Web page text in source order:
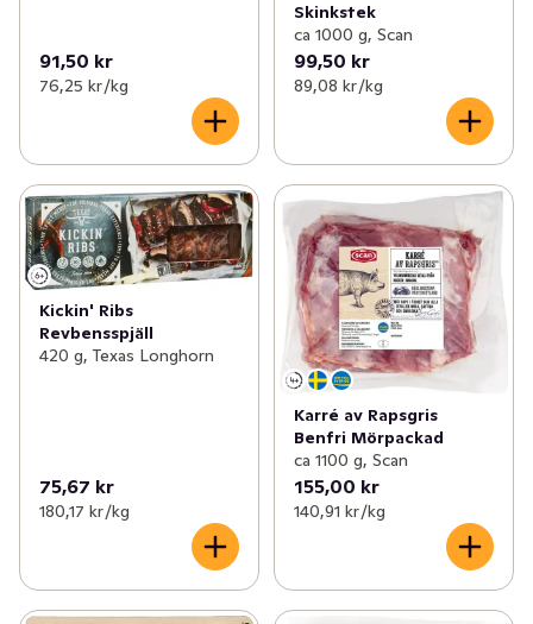
91,50 kr
76,25 kr /kg
Skinkstek
ca 1000 g, Scan
99,50 kr
89,08 kr /kg
Kickin' Ribs
Revbensspjäll
420 g, Texas Longhorn
75,67 kr
180,17 kr /kg
Karré av Rapsgris
Benfri Mörpackad
ca 1100 g, Scan
155,00 kr
140,91 kr /kg